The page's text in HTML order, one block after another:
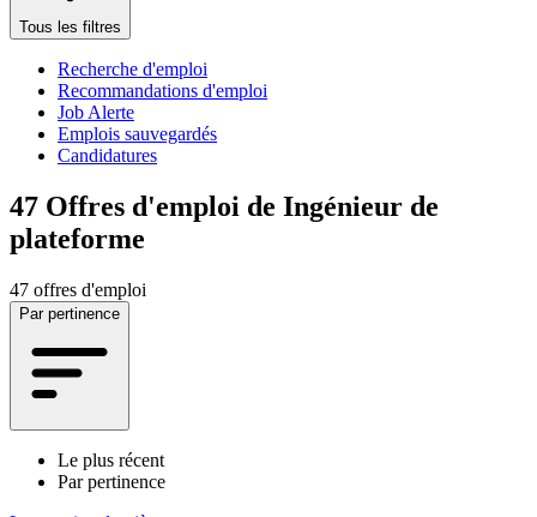
Tous les filtres
Recherche d'emploi
Recommandations d'emploi
Job Alerte
Emplois sauvegardés
Candidatures
47 Offres d'emploi de Ingénieur de
plateforme
47 offres d'emploi
Par pertinence
Le plus récent
Par pertinence